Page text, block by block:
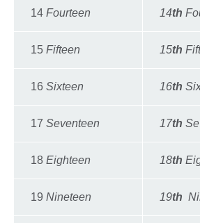
14 Fourteen 14th
15 Fifteen 15th
16 Sixteen 16th
17 Seventeen 17th
18 Eighteen 18th
19 Nineteen 19th